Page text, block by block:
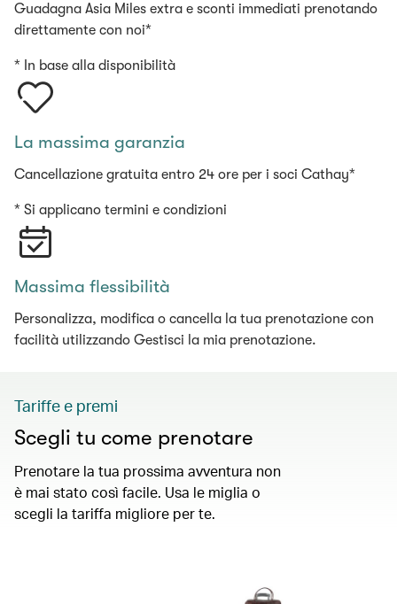
Guadagna Asia Miles extra e sconti immediati prenotando
direttamente con noi*
* In base alla disponibilità
La massima garanzia
Cancellazione gratuita entro 24 ore per i soci Cathay*
* Si applicano termini e condizioni
Massima flessibilità
Personalizza, modifica o cancella la tua prenotazione con
facilità utilizzando Gestisci la mia prenotazione.
Tariffe e premi
Scegli tu come prenotare
Prenotare la tua prossima avventura non
è mai stato così facile. Usa le miglia o
scegli la tariffa migliore per te.